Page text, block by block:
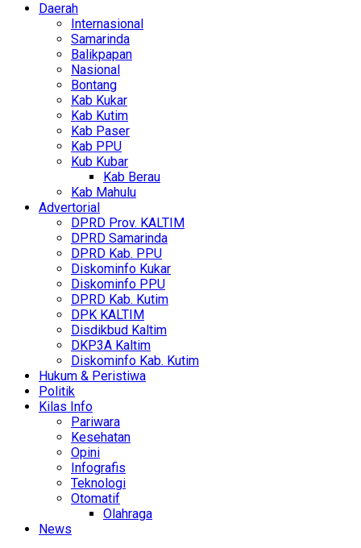
Daerah
Internasional
Samarinda
Balikpapan
Nasional
Bontang
Kab Kukar
Kab Kutim
Kab Paser
Kab PPU
Kub Kubar
Kab Berau
Kab Mahulu
Advertorial
DPRD Prov. KALTIM
DPRD Samarinda
DPRD Kab. PPU
Diskominfo Kukar
Diskominfo PPU
DPRD Kab. Kutim
DPK KALTIM
Disdikbud Kaltim
DKP3A Kaltim
Diskominfo Kab. Kutim
Hukum & Peristiwa
Politik
Kilas Info
Pariwara
Kesehatan
Opini
Infografis
Teknologi
Otomatif
Olahraga
News